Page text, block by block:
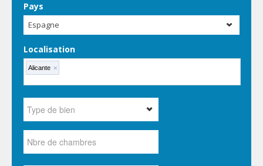
Pays
Espagne
Localisation
Alicante ×